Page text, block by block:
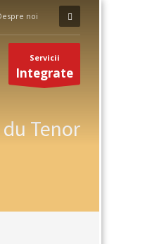
noi
Servicii
Integrate
Tenor